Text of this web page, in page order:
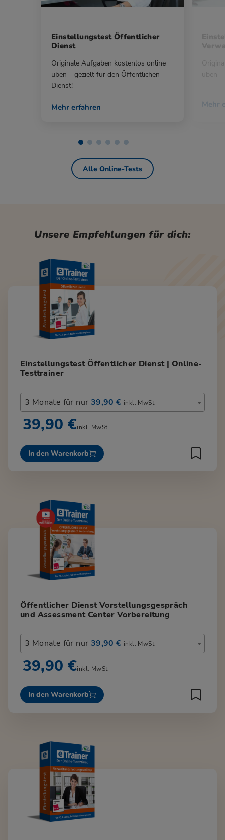
Einstellungstest Öffentlicher
Dienst
Originale Aufgaben kostenlos online
üben – gezielt für den Öffentlichen
Dienst!
Mehr erfahren Mehr
Alle Online-Tests
Unsere Empfehlungen für dich:
Einstellungstest Öffentlicher Dienst | Online-
Testtrainer
3 Monate für nur 39,90 € inkl. MwSt.
39,90 €inkl. MwSt.
In den Warenkorb
Öffentlicher Dienst Vorstellungsgespräch
und Assessment Center Vorbereitung
3 Monate für nur 39,90 € inkl. MwSt.
39,90 €inkl. MwSt.
In den Warenkorb